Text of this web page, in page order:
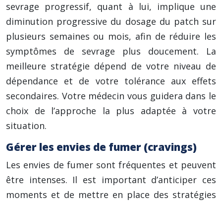
sevrage progressif, quant à lui, implique une
diminution progressive du dosage du patch sur
plusieurs semaines ou mois, afin de réduire les
symptômes de sevrage plus doucement. La
meilleure stratégie dépend de votre niveau de
dépendance et de votre tolérance aux effets
secondaires. Votre médecin vous guidera dans le
choix de l’approche la plus adaptée à votre
situation.
Gérer les envies de fumer (cravings)
Les envies de fumer sont fréquentes et peuvent
être intenses. Il est important d’anticiper ces
moments et de mettre en place des stratégies